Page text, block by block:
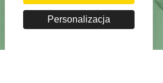
Personalizacja